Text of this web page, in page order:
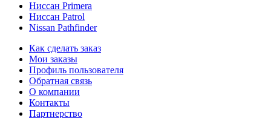
Ниссан Primera
Ниссан Patrol
Nissan Pathfinder
Как сделать заказ
Мои заказы
Профиль пользователя
Обратная связь
О компании
Контакты
Партнерство